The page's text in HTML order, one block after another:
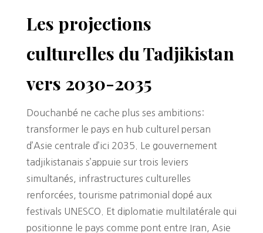
Les projections
culturelles du Tadjikistan
vers 2030-2035
Douchanbé ne cache plus ses ambitions:
transformer le pays en hub culturel persan
d’Asie centrale d’ici 2035. Le gouvernement
tadjikistanais s’appuie sur trois leviers
simultanés, infrastructures culturelles
renforcées, tourisme patrimonial dopé aux
festivals UNESCO. Et diplomatie multilatérale qui
positionne le pays comme pont entre Iran, Asie